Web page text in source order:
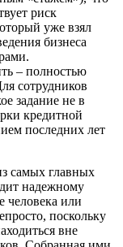
риск
уже взял
бизнеса
– полностью
сотрудников
задание не в
кредитной
последних лет
самых главных
надежному
человека или
поскольку
вне